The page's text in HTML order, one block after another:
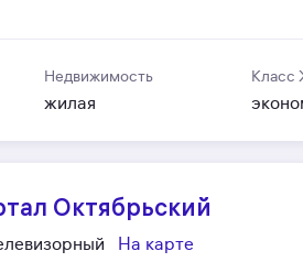
Недвижимость
жилая
Класс
Октябрьский
На карте